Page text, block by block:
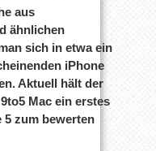
aus
ähnlichen
sich in etwa ein
iPhone
Aktuell hält der
Mac ein erstes
5 zum bewerten